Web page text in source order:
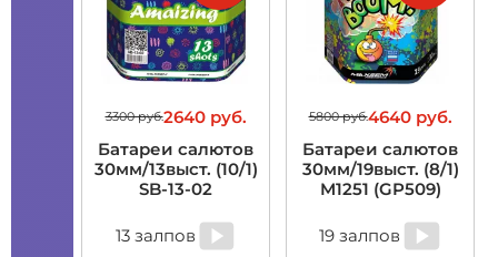
3300 руб.2640 руб.
Батареи салютов
30мм/13выст. (10/1)
SB-13-02
13 залпов
5800 руб.4640 руб.
Батареи салютов
30мм/19выст. (8/1)
M1251 (GP509)
19 залпов